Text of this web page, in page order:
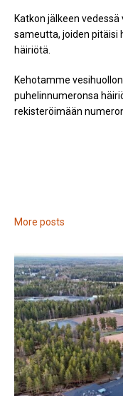
Katkon jälkeen
sameutta, joiden pitäisi
häiriötä.
Kehotamme
puhelinnumeronsa
rekisteröimään
More posts